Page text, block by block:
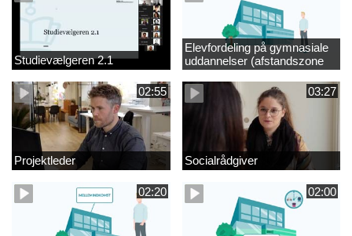
Studievælgeren 2.1
Elevfordeling på gymnasiale
uddannelser (afstandszone
redigeret)
02:55
Projektleder
03:27
Socialrådgiver
02:20 02:00